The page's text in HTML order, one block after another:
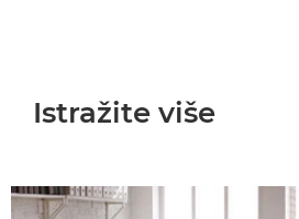
Istražite više